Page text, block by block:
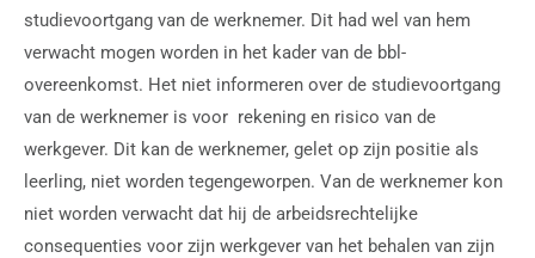
studievoortgang van de werknemer. Dit had wel van hem
verwacht mogen worden in het kader van de bbl-
overeenkomst. Het niet informeren over de studievoortgang
van de werknemer is voor rekening en risico van de
werkgever. Dit kan de werknemer, gelet op zijn positie als
leerling, niet worden tegengeworpen. Van de werknemer kon
niet worden verwacht dat hij de arbeidsrechtelijke
consequenties voor zijn werkgever van het behalen van zijn